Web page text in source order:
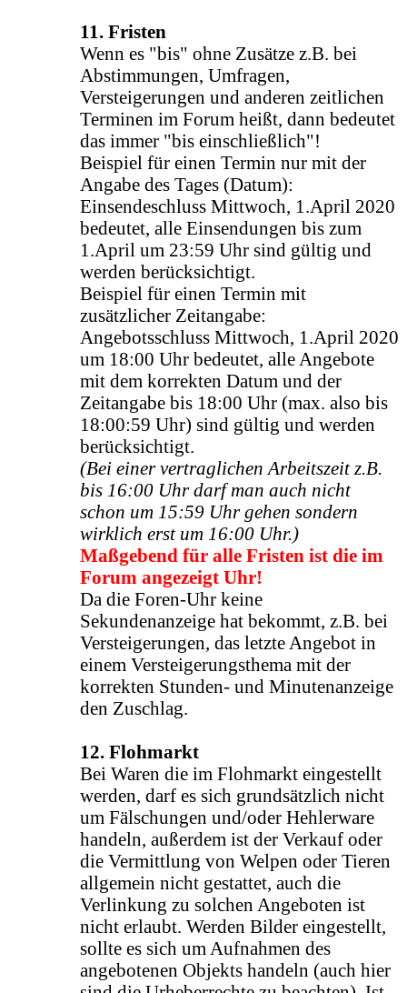
11. Fristen
Wenn es "bis" ohne Zusätze z.B. bei
Abstimmungen, Umfragen,
Versteigerungen und anderen zeitlichen
Terminen im Forum heißt, dann bedeutet
das immer "bis einschließlich"!
Beispiel für einen Termin nur mit der
Angabe des Tages (Datum):
Einsendeschluss Mittwoch, 1.April 2020
bedeutet, alle Einsendungen bis zum
1.April um 23:59 Uhr sind gültig und
werden berücksichtigt.
Beispiel für einen Termin mit
zusätzlicher Zeitangabe:
Angebotsschluss Mittwoch, 1.April 2020
um 18:00 Uhr bedeutet, alle Angebote
mit dem korrekten Datum und der
Zeitangabe bis 18:00 Uhr (max. also bis
18:00:59 Uhr) sind gültig und werden
berücksichtigt.
(Bei einer vertraglichen Arbeitszeit z.B.
bis 16:00 Uhr darf man auch nicht
schon um 15:59 Uhr gehen sondern
wirklich erst um 16:00 Uhr.)
Maßgebend für alle Fristen ist die im
Forum angezeigt Uhr!
Da die Foren-Uhr keine
Sekundenanzeige hat bekommt, z.B. bei
Versteigerungen, das letzte Angebot in
einem Versteigerungsthema mit der
korrekten Stunden- und Minutenanzeige
den Zuschlag.
12. Flohmarkt
Bei Waren die im Flohmarkt eingestellt
werden, darf es sich grundsätzlich nicht
um Fälschungen und/oder Hehlerware
handeln, außerdem ist der Verkauf oder
die Vermittlung von Welpen oder Tieren
allgemein nicht gestattet, auch die
Verlinkung zu solchen Angeboten ist
nicht erlaubt. Werden Bilder eingestellt,
sollte es sich um Aufnahmen des
angebotenen Objekts handeln (auch hier